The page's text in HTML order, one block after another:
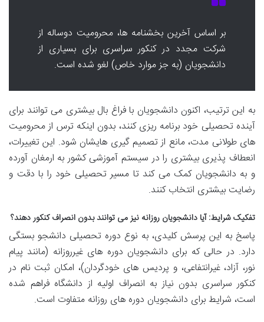
بر اساس آخرین بخشنامه ها، محرومیت دوساله از
شرکت مجدد در کنکور سراسری برای بسیاری از
دانشجویان (به جز موارد خاص) لغو شده است.
به این ترتیب، اکنون دانشجویان با فراغ بال بیشتری می توانند برای
آینده تحصیلی خود برنامه ریزی کنند، بدون اینکه ترس از محرومیت
های طولانی مدت، مانع از تصمیم گیری هایشان شود. این تغییرات،
انعطاف پذیری بیشتری را در سیستم آموزشی کشور به ارمغان آورده
و به دانشجویان کمک می کند تا مسیر تحصیلی خود را با دقت و
رضایت بیشتری انتخاب کنند.
تفکیک شرایط: آیا دانشجویان روزانه نیز می توانند بدون انصراف کنکور دهند؟
پاسخ به این پرسش کلیدی، به نوع دوره تحصیلی دانشجو بستگی
دارد. در حالی که برای دانشجویان دوره های غیرروزانه (مانند پیام
نور، آزاد، غیرانتفاعی، و پردیس های خودگردان)، امکان ثبت نام در
کنکور سراسری بدون نیاز به انصراف اولیه از دانشگاه فراهم شده
است، شرایط برای دانشجویان دوره های روزانه متفاوت است.